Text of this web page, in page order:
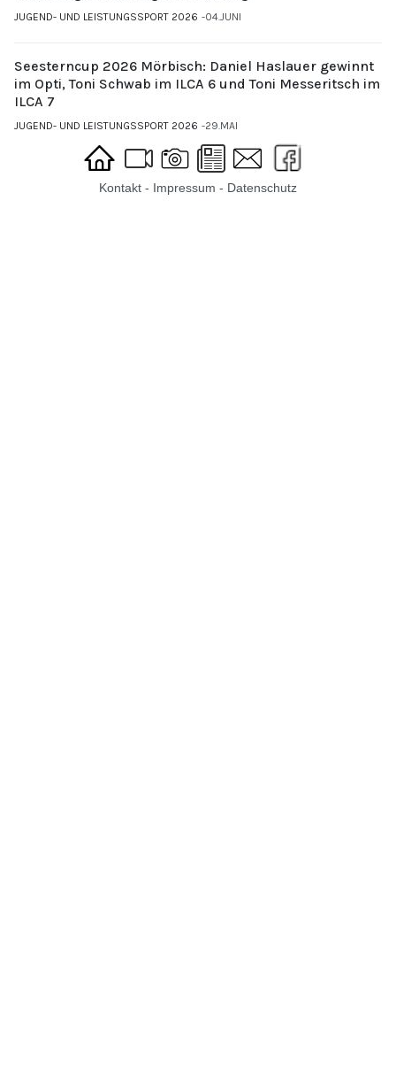
JUGEND- UND LEISTUNGSSPORT 2026 04.JUNI
Seesterncup 2026 Mörbisch: Daniel Haslauer gewinnt
im Opti, Toni Schwab im ILCA 6 und Toni Messeritsch im
ILCA 7
JUGEND- UND LEISTUNGSSPORT 2026 29.MAI
Kontakt - Impressum - Datenschutz